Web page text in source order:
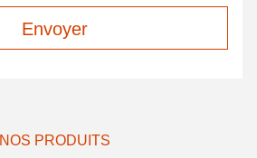
Envoyer
NOS PRODUITS